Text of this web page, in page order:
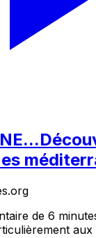
de 6
aux